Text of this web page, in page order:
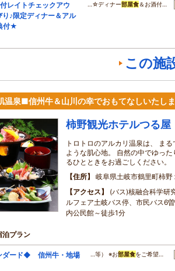
レイトチェックアウ
り♪限定ディナー＆アル
付★
…☆ディナー部屋食＆お酒付…
この施
温泉■信州牛＆山川の幸でおもてなしいたし
柿野観光ホテルつる屋
トロトロのアルカリ温泉は、 ま
ような肌心地。 自然の中でゆっ
るひとときをお過ごしください。
住所
岐阜県土岐市鶴里町柿野
アクセス
(バス)核融合科学研
ルフェア土岐バス停、市民バス6
内公民館～徒歩1分
泊プラン
ダード◆ 信州牛・地場
…等） ※お部屋食をご希望…